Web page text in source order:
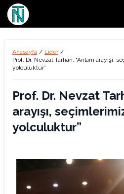
Anasayfa / Lider /
Prof. Dr. Nevzat Tarhan; “Anlam arayışı,
yolculuktur”
Prof. Dr. Nevzat
arayışı,
yolculuktur”